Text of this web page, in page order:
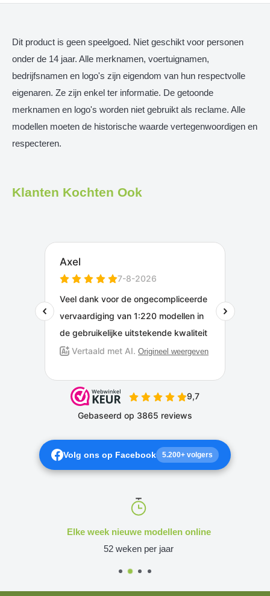
Dit product is geen speelgoed. Niet geschikt voor personen
onder de 14 jaar. Alle merknamen, voertuignamen,
bedrijfsnamen en logo's zijn eigendom van hun respectvolle
eigenaren. Ze zijn enkel ter informatie. De getoonde
merknamen en logo's worden niet gebruikt als reclame. Alle
modellen moeten de historische waarde vertegenwoordigen en
respecteren.
Klanten Kochten Ook
Volg ons op Facebook 5.200+ volgers
Elke week nieuwe modellen online
52 weken per jaar